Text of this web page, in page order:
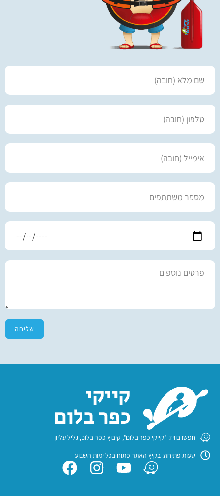
שליחה
חפשו בוויז: "קייקי כפר בלום", קיבוץ כפר בלום, גליל עליון
שעות פתיחה: בקיץ האתר פתוח בכל ימות השבוע